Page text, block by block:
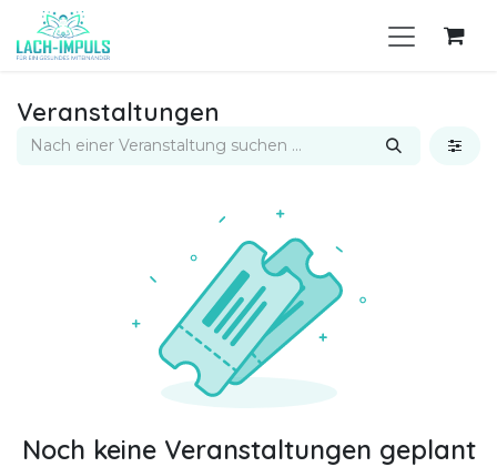
Zum Inhalt springen
Veranstaltungen
Noch keine Veranstaltungen geplant